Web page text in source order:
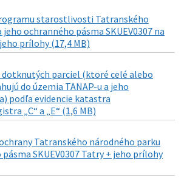
starostlivosti Tatranského
ochranného pásma SKUEV0307 na
prílohy (17,4 MB)
dotknutých parciel (ktoré celé alebo
do územia TANAP-u a jeho
podľa evidencie katastra
„C“ a „E“ (1,6 MB)
Tatranského národného parku
SKUEV0307 Tatry + jeho prílohy